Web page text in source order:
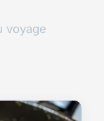
voyage